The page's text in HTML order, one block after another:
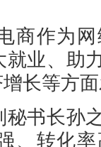
作为网
业、助
长等方
书长孙
、转化